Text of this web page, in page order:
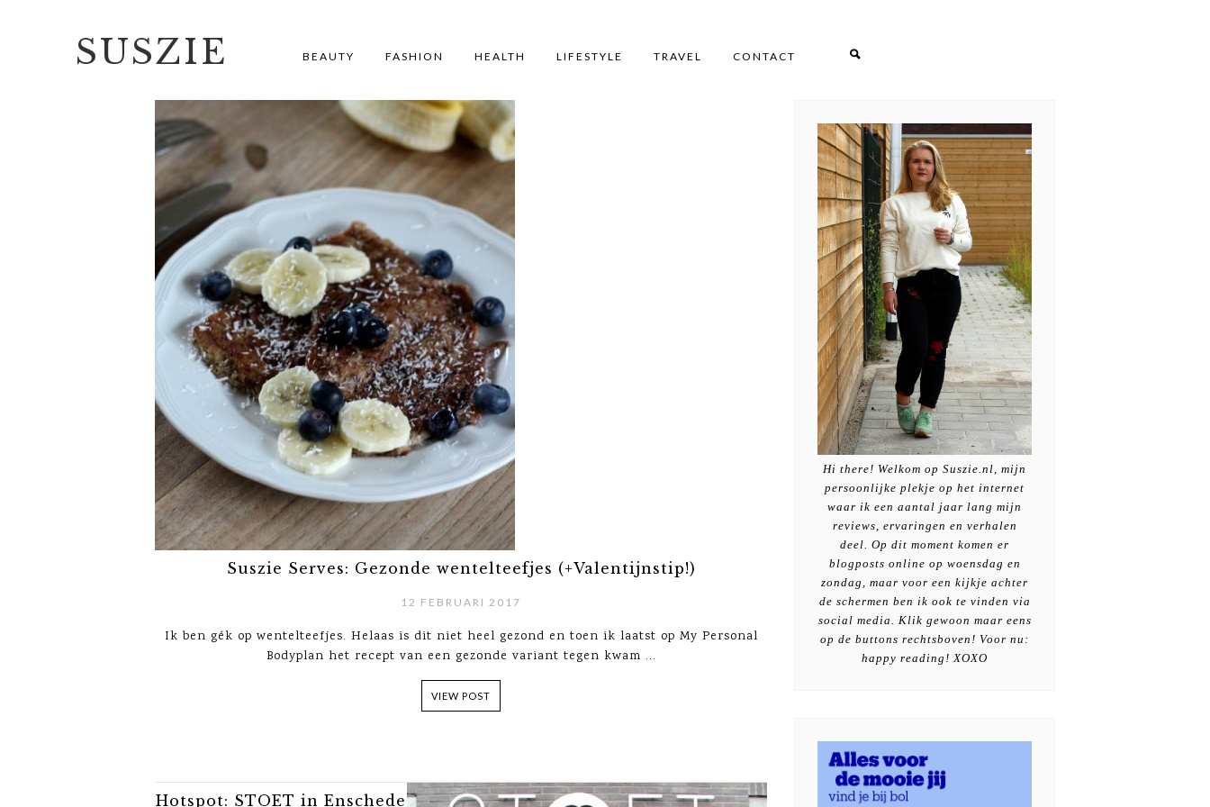
SUSZIE BEAUTY FASHION HEALTH LIFESTYLE TRAVEL CONTACT
Suszie Serves: Gezonde wentelteefjes (+Valentijnstip!)
12 FEBRUARI 2017
Ik ben gék op wentelteefjes. Helaas is dit niet heel gezond en toen ik laatst op My Personal
Bodyplan het recept van een gezonde variant tegen kwam ...
VIEW POST
Hotspot: STOET in Enschede
Hi there! Welkom op Suszie.nl, mijn
persoonlijke plekje op het internet
waar ik een aantal jaar lang mijn
reviews, ervaringen en verhalen
deel. Op dit moment komen er
blogposts online op woensdag en
zondag, maar voor een kijkje achter
de schermen ben ik ook te vinden via
social media. Klik gewoon maar eens
op de buttons rechtsboven! Voor nu:
happy reading! XOXO